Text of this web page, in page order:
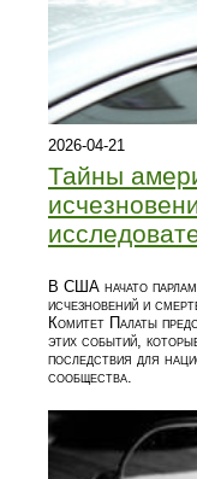
2026-04-21
Тайны
В США начато
исчезновений и
Комитет Палаты
этих событий,
последствия для
сообщества.